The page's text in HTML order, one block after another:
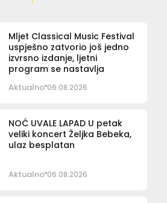
Mljet Classical Music Festival
uspješno zatvorio još jedno
izvrsno izdanje, ljetni
program se nastavlja
Aktualno 06.08.2026
NOĆ UVALE LAPAD U petak
veliki koncert Željka Bebeka,
ulaz besplatan
Aktualno 06.08.2026